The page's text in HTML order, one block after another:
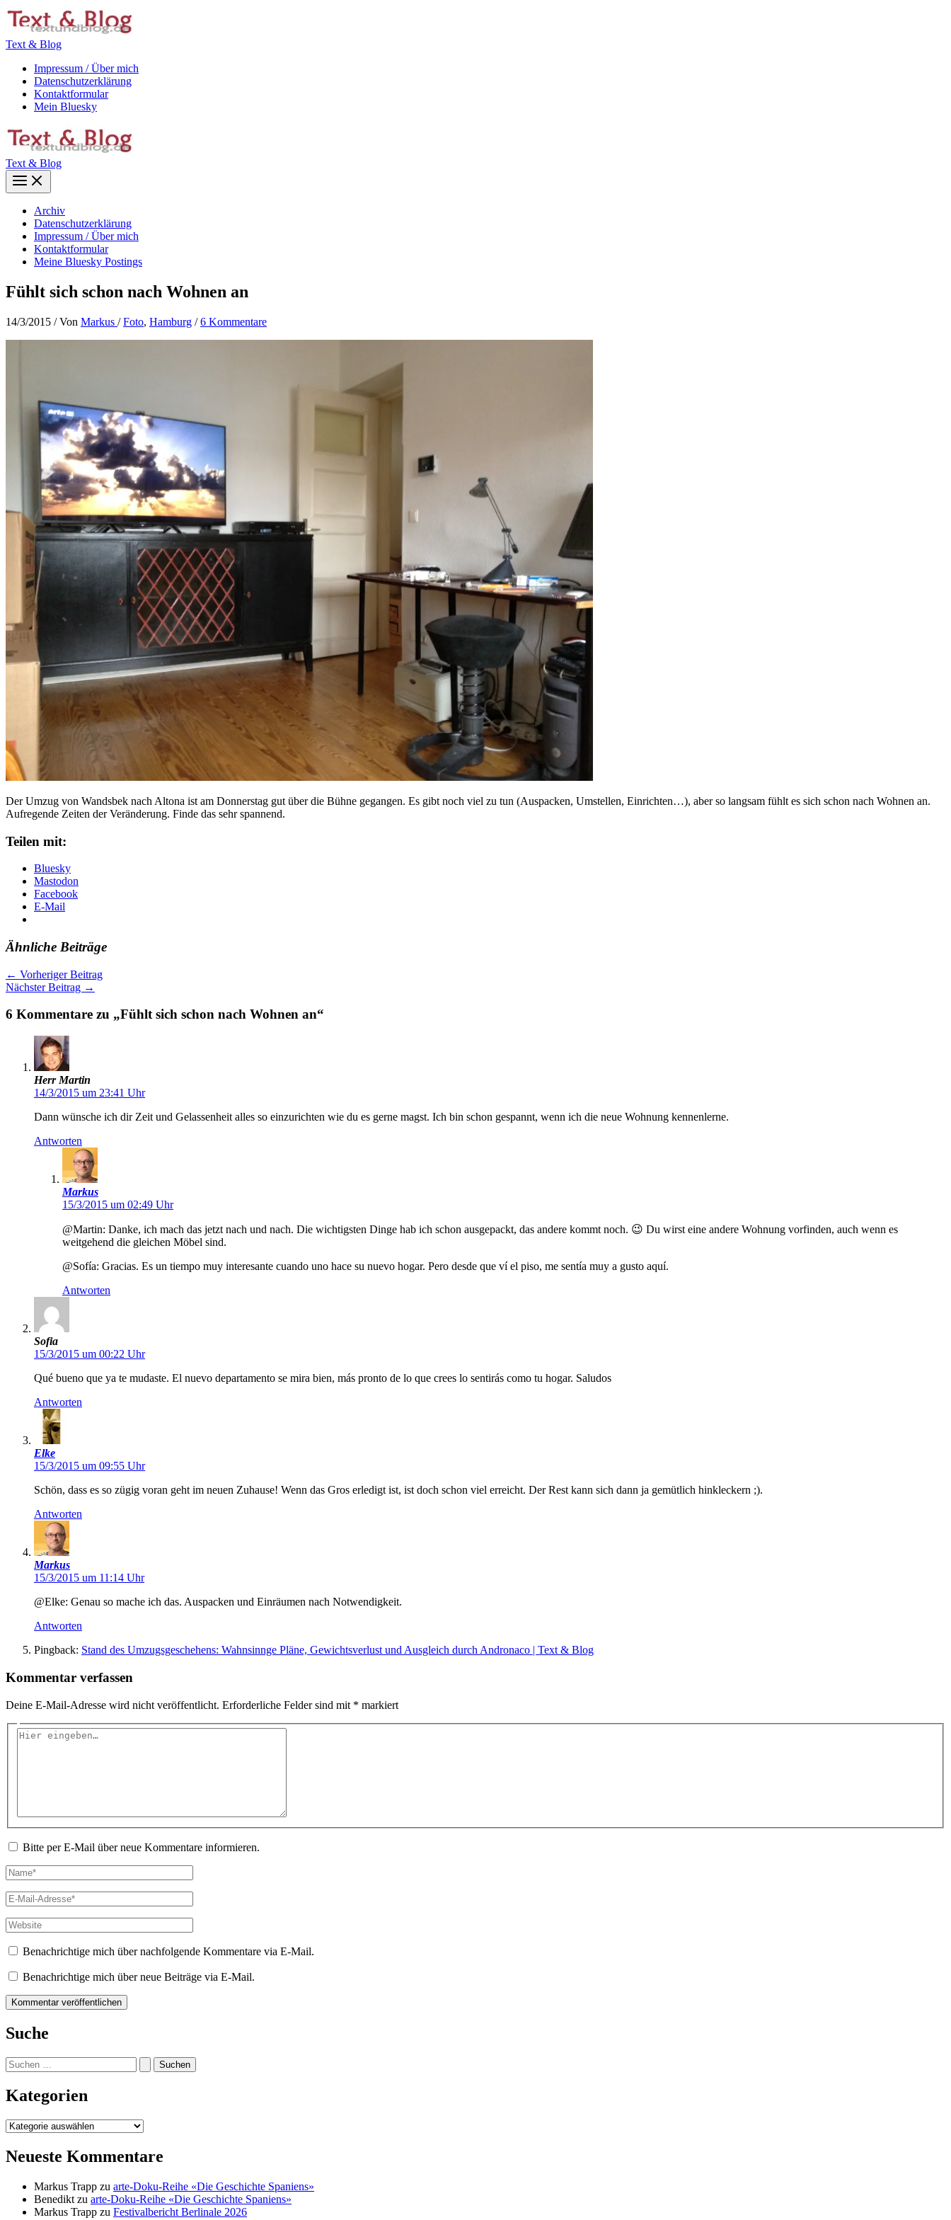
Zum
Inhalt
Text & Blog
Impressum / Über mich
Datenschutzerklärung
Kontaktformular
Mein Bluesky
Text & Blog
Main
Menu
Archiv
Datenschutzerklärung
Impressum / Über mich
Kontaktformular
Meine Bluesky Postings
Fühlt sich schon nach Wohnen an
14/3/2015 / Von Markus /Foto, Hamburg /6 Kommentare
Der Umzug von Wandsbek nach Altona ist am Donnerstag gut über die Bühne gegangen. Es gibt noch viel zu tun (Auspacken, Umstellen, Einrichten…), aber so langsam fühlt es sich schon nach Wohnen an.
Aufregende Zeiten der Veränderung. Finde das sehr spannend.
Teilen mit:
Bluesky
Mastodon
Facebook
E-Mail
Ähnliche Beiträge
← Vorheriger Beitrag
Nächster Beitrag →
6 Kommentare zu „Fühlt sich schon nach Wohnen an“
Herr Martin
14/3/2015 um 23:41 Uhr
Dann wünsche ich dir Zeit und Gelassenheit alles so einzurichten wie du es gerne magst. Ich bin schon gespannt, wenn ich die neue Wohnung kennenlerne.
Antworten
Markus
15/3/2015 um 02:49 Uhr
@Martin: Danke, ich mach das jetzt nach und nach. Die wichtigsten Dinge hab ich schon ausgepackt, das andere kommt noch. 😉 Du wirst eine andere Wohnung vorfinden, auch wenn es
weitgehend die gleichen Möbel sind.
@Sofía: Gracias. Es un tiempo muy interesante cuando uno hace su nuevo hogar. Pero desde que ví el piso, me sentía muy a gusto aquí.
Antworten
Sofia
15/3/2015 um 00:22 Uhr
Qué bueno que ya te mudaste. El nuevo departamento se mira bien, más pronto de lo que crees lo sentirás como tu hogar. Saludos
Antworten
Elke
15/3/2015 um 09:55 Uhr
Schön, dass es so zügig voran geht im neuen Zuhause! Wenn das Gros erledigt ist, ist doch schon viel erreicht. Der Rest kann sich dann ja gemütlich hinkleckern ;).
Antworten
Markus
15/3/2015 um 11:14 Uhr
@Elke: Genau so mache ich das. Auspacken und Einräumen nach Notwendigkeit.
Antworten
Pingback: Stand des Umzugsgeschehens: Wahnsinnge Pläne, Gewichtsverlust und Ausgleich durch Andronaco | Text & Blog
Kommentar verfassen
Deine E-Mail-Adresse wird nicht veröffentlicht. Erforderliche Felder sind mit * markiert
Hier
Bitte per E-Mail über neue Kommentare informieren.
Name*
E-
Mail-
Adresse*
Website
Benachrichtige mich über nachfolgende Kommentare via E-Mail.
Benachrichtige mich über neue Beiträge via E-Mail.
Suche
Suchen
nach:
Kategorien
Kategorien
Neueste Kommentare
Markus Trapp zu arte-Doku-Reihe «Die Geschichte Spaniens»
Benedikt zu arte-Doku-Reihe «Die Geschichte Spaniens»
Markus Trapp zu Festivalbericht Berlinale 2026